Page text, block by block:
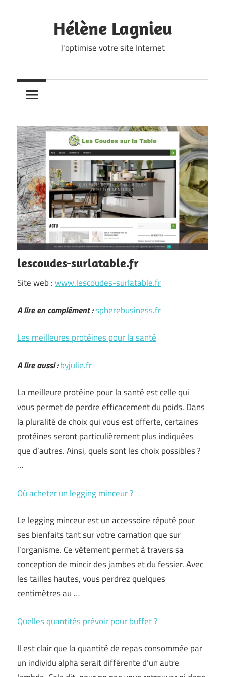
Hélène Lagnieu
J'optimise votre site Internet
lescoudes-surlatable.fr
Site web :www.lescoudes-surlatable.fr
A lire en complément :spherebusiness.fr
Les meilleures protéines pour la santé
A lire aussi :byjulie.fr
La meilleure protéine pour la santé est celle qui
vous permet de perdre efficacement du poids. Dans
la pluralité de choix qui vous est offerte, certaines
protéines seront particulièrement plus indiquées
que d’autres. Ainsi, quels sont les choix possibles ?
…
Où acheter un legging minceur ?
Le legging minceur est un accessoire réputé pour
ses bienfaits tant sur votre carnation que sur
l’organisme. Ce vêtement permet à travers sa
conception de mincir des jambes et du fessier. Avec
les tailles hautes, vous perdrez quelques
centimètres au …
Quelles quantités prévoir pour buffet ?
Il est clair que la quantité de repas consommée par
un individu alpha serait différente d’un autre